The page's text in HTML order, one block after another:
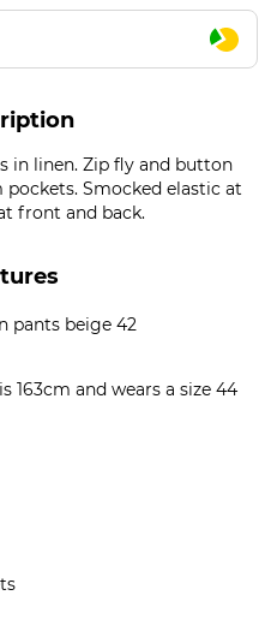
in linen. Zip fly and button
Smocked elastic at
front and back.
pants beige 42
163cm and wears a size 44